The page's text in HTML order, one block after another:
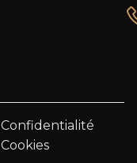
Confidentialité
Cookies